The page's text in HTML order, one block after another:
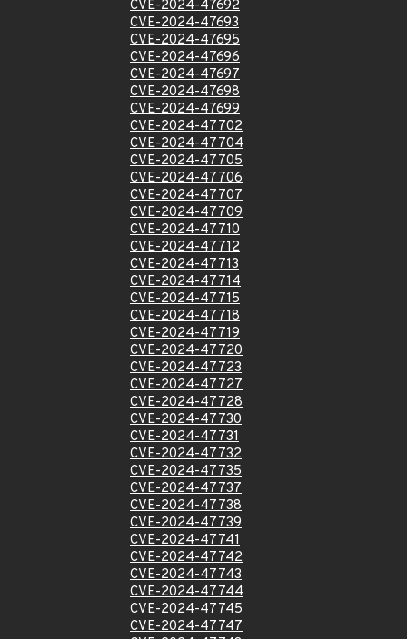
CVE-2024-47692
CVE-2024-47693
CVE-2024-47695
CVE-2024-47696
CVE-2024-47697
CVE-2024-47698
CVE-2024-47699
CVE-2024-47702
CVE-2024-47704
CVE-2024-47705
CVE-2024-47706
CVE-2024-47707
CVE-2024-47709
CVE-2024-47710
CVE-2024-47712
CVE-2024-47713
CVE-2024-47714
CVE-2024-47715
CVE-2024-47718
CVE-2024-47719
CVE-2024-47720
CVE-2024-47723
CVE-2024-47727
CVE-2024-47728
CVE-2024-47730
CVE-2024-47731
CVE-2024-47732
CVE-2024-47735
CVE-2024-47737
CVE-2024-47738
CVE-2024-47739
CVE-2024-47741
CVE-2024-47742
CVE-2024-47743
CVE-2024-47744
CVE-2024-47745
CVE-2024-47747